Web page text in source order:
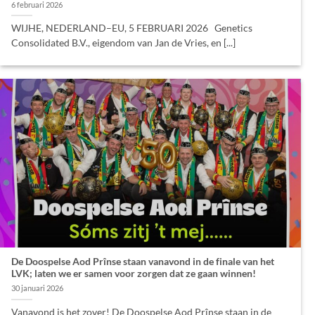
6 februari 2026
WIJHE, NEDERLAND–EU, 5 FEBRUARI 2026 Genetics
Consolidated B.V., eigendom van Jan de Vries, en [...]
De Doospelse Aod Prînse staan vanavond in de finale van het
LVK; laten we er samen voor zorgen dat ze gaan winnen!
30 januari 2026
Vanavond is het zover! De Doospelse Aod Prînse staan in de